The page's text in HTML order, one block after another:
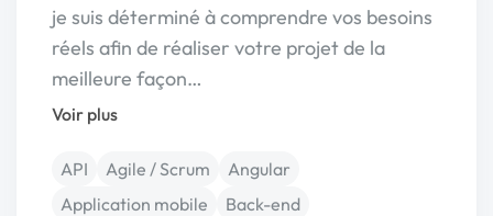
je suis déterminé à comprendre vos besoins
réels afin de réaliser votre projet de la
meilleure façon…
Voir plus
API Agile / Scrum
Angular
Application mobile
Back-end